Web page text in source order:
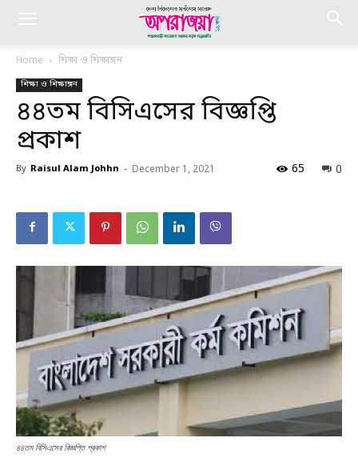
Home শিক্ষা ও শিক্ষাঙ্গন
শিক্ষা ও শিক্ষাঙ্গন
৪৪তম বিসিএসের বিজ্ঞপ্তি
প্রকাশ
By Raisul Alam Johhn - December 1, 2021 0
65
৪৪তম বিসিএসের বিজ্ঞপ্তি প্রকাশ